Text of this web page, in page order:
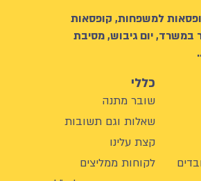
למשפחות, קופסאות
במשרד, יום גיבוש, מסיבת
כללי
שובר מתנה
שאלות וגם תשובות
קצת עלינו
לקוחות ממליצים